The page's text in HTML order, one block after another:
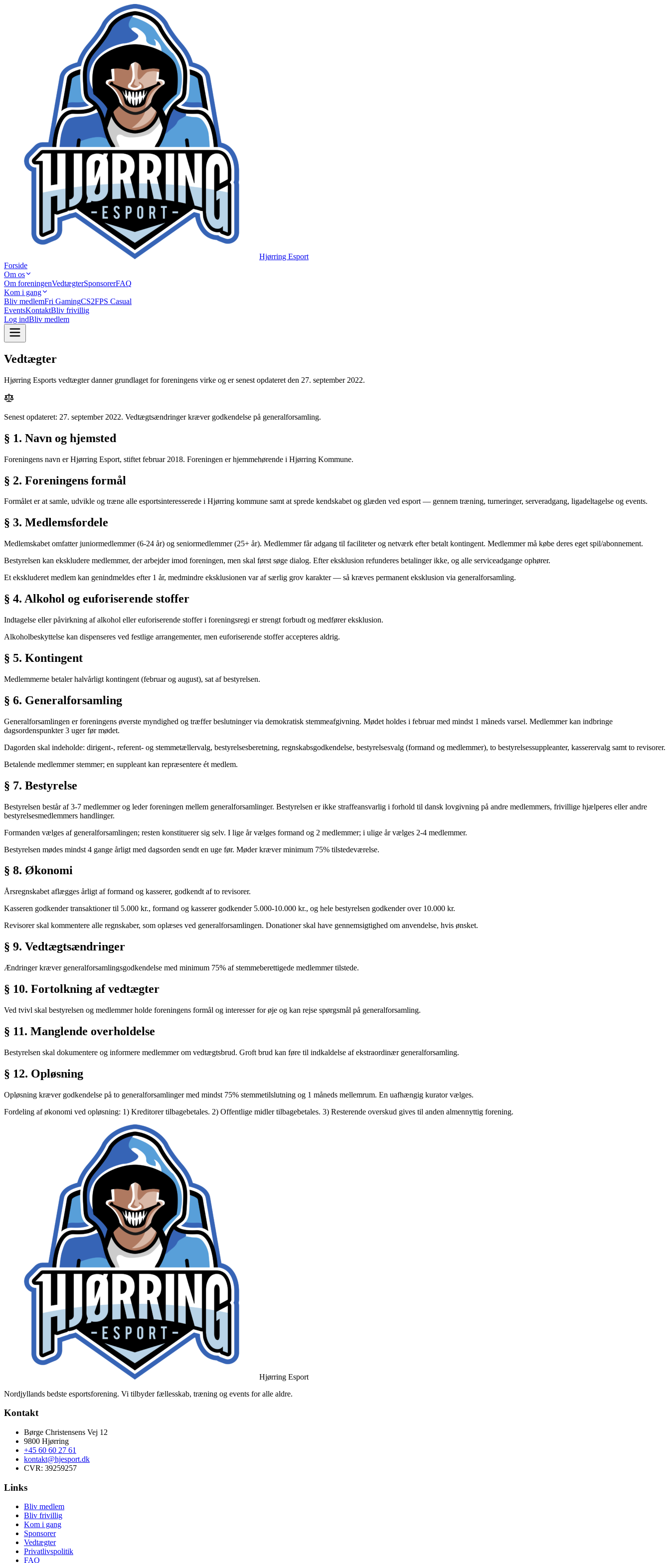
Hjørring Esport
Forside
Om os
Om foreningenVedtægterSponsorerFAQ
Kom i gang
Bliv medlemFri GamingCS2FPS Casual
EventsKontaktBliv frivillig
Log indBliv medlem
Vedtægter
Hjørring Esports vedtægter danner grundlaget for foreningens virke og er senest opdateret den 27. september 2022.
Senest opdateret: 27. september 2022. Vedtægtsændringer kræver godkendelse på generalforsamling.
§ 1. Navn og hjemsted
Foreningens navn er Hjørring Esport, stiftet februar 2018. Foreningen er hjemmehørende i Hjørring Kommune.
§ 2. Foreningens formål
Formålet er at samle, udvikle og træne alle esportsinteresserede i Hjørring kommune samt at sprede kendskabet og glæden ved esport — gennem træning, turneringer, serveradgang, ligadeltagelse og events.
§ 3. Medlemsfordele
Medlemskabet omfatter juniormedlemmer (6-24 år) og seniormedlemmer (25+ år). Medlemmer får adgang til faciliteter og netværk efter betalt kontingent. Medlemmer må købe deres eget spil/abonnement.
Bestyrelsen kan ekskludere medlemmer, der arbejder imod foreningen, men skal først søge dialog. Efter eksklusion refunderes betalinger ikke, og alle serviceadgange ophører.
Et ekskluderet medlem kan genindmeldes efter 1 år, medmindre eksklusionen var af særlig grov karakter — så kræves permanent eksklusion via generalforsamling.
§ 4. Alkohol og euforiserende stoffer
Indtagelse eller påvirkning af alkohol eller euforiserende stoffer i foreningsregi er strengt forbudt og medfører eksklusion.
Alkoholbeskyttelse kan dispenseres ved festlige arrangementer, men euforiserende stoffer accepteres aldrig.
§ 5. Kontingent
Medlemmerne betaler halvårligt kontingent (februar og august), sat af bestyrelsen.
§ 6. Generalforsamling
Generalforsamlingen er foreningens øverste myndighed og træffer beslutninger via demokratisk stemmeafgivning. Mødet holdes i februar med mindst 1 måneds varsel. Medlemmer kan indbringe
dagsordenspunkter 3 uger før mødet.
Dagorden skal indeholde: dirigent-, referent- og stemmetællervalg, bestyrelsesberetning, regnskabsgodkendelse, bestyrelsesvalg (formand og medlemmer), to bestyrelsessuppleanter, kasserervalg samt to revisorer.
Betalende medlemmer stemmer; en suppleant kan repræsentere ét medlem.
§ 7. Bestyrelse
Bestyrelsen består af 3-7 medlemmer og leder foreningen mellem generalforsamlinger. Bestyrelsen er ikke straffeansvarlig i forhold til dansk lovgivning på andre medlemmers, frivillige hjælperes eller andre
bestyrelsesmedlemmers handlinger.
Formanden vælges af generalforsamlingen; resten konstituerer sig selv. I lige år vælges formand og 2 medlemmer; i ulige år vælges 2-4 medlemmer.
Bestyrelsen mødes mindst 4 gange årligt med dagsorden sendt en uge før. Møder kræver minimum 75% tilstedeværelse.
§ 8. Økonomi
Årsregnskabet aflægges årligt af formand og kasserer, godkendt af to revisorer.
Kasseren godkender transaktioner til 5.000 kr., formand og kasserer godkender 5.000-10.000 kr., og hele bestyrelsen godkender over 10.000 kr.
Revisorer skal kommentere alle regnskaber, som oplæses ved generalforsamlingen. Donationer skal have gennemsigtighed om anvendelse, hvis ønsket.
§ 9. Vedtægtsændringer
Ændringer kræver generalforsamlingsgodkendelse med minimum 75% af stemmeberettigede medlemmer tilstede.
§ 10. Fortolkning af vedtægter
Ved tvivl skal bestyrelsen og medlemmer holde foreningens formål og interesser for øje og kan rejse spørgsmål på generalforsamling.
§ 11. Manglende overholdelse
Bestyrelsen skal dokumentere og informere medlemmer om vedtægtsbrud. Groft brud kan føre til indkaldelse af ekstraordinær generalforsamling.
§ 12. Opløsning
Opløsning kræver godkendelse på to generalforsamlinger med mindst 75% stemmetilslutning og 1 måneds mellemrum. En uafhængig kurator vælges.
Fordeling af økonomi ved opløsning: 1) Kreditorer tilbagebetales. 2) Offentlige midler tilbagebetales. 3) Resterende overskud gives til anden almennyttig forening.
Hjørring Esport
Nordjyllands bedste esportsforening. Vi tilbyder fællesskab, træning og events for alle aldre.
Kontakt
Børge Christensens Vej 12
9800 Hjørring
+45 60 60 27 61
kontakt@hjesport.dk
CVR: 39259257
Links
Bliv medlem
Bliv frivillig
Kom i gang
Sponsorer
Vedtægter
Privatlivspolitik
FAQ